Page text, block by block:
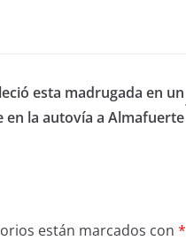
esta madrugada en un
en la autovía a Almafuerte
están marcados con *